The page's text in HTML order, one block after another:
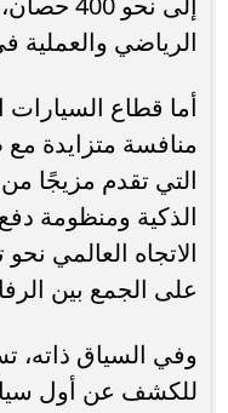
الرياضي والعملية
أما قطاع السيارات
منافسة متزايدة مع
التي تقدم مزيجًا
الذكية ومنظومة
الاتجاه العالمي
على الجمع بين
وفي السياق ذاته،
للكشف عن أول